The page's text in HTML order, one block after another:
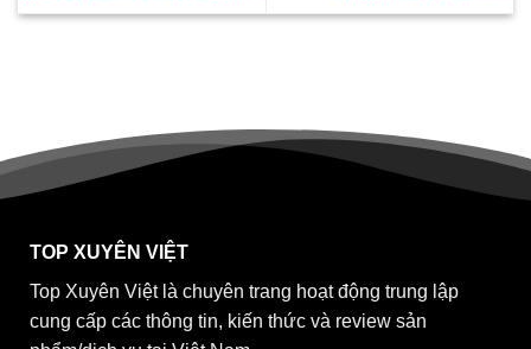
TOP XUYÊN VIỆT
Top Xuyên Việt là chuyên trang hoạt động trung lập
cung cấp các thông tin, kiến thức và review sản